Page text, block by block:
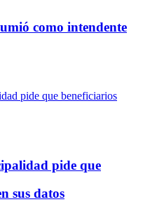
como intendente
pide que
sus datos